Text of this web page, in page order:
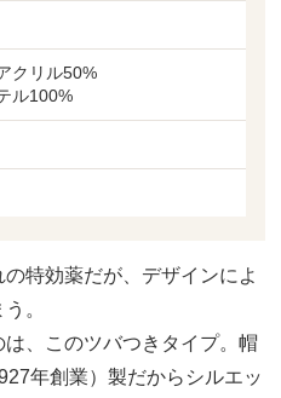
クリル50%
ル100%
特効薬だが、デザインによ
。
、このツバつきタイプ。帽
年創業）製だからシルエッ